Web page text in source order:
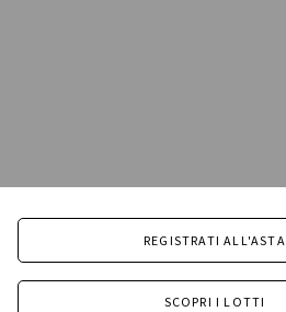
REGISTRATI ALL'ASTA
SCOPRI I LOTTI